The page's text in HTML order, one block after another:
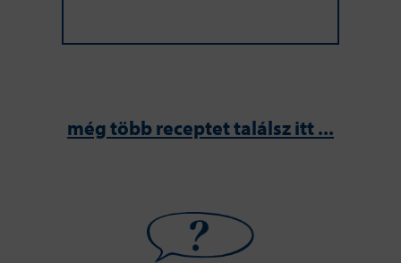
még több receptet találsz itt ...